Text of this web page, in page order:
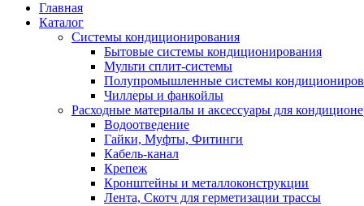
Главная
Каталог
Системы кондиционирования
Бытовые системы кондиционирования
Мульти сплит-системы
Полупромышленные системы
Чиллеры и фанкойлы
Расходные материалы и аксессуары для
Водоотведение
Гайки, Муфты, Фитинги
Кабель-канал
Крепеж
Кронштейны и металлоконструкции
Лента, Скотч для герметизации трассы